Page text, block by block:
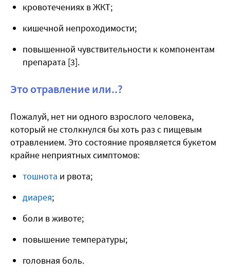
кровотечениях в ЖКТ;
кишечной непроходимости;
повышенной чувствительности к компонентам
препарата [3].
Это отравление или..?
Пожалуй, нет ни одного взрослого человека,
который не столкнулся бы хоть раз с пищевым
отравлением. Это состояние проявляется букетом
крайне неприятных симптомов:
тошнота и рвота;
диарея;
боли в животе;
повышение температуры;
головная боль.